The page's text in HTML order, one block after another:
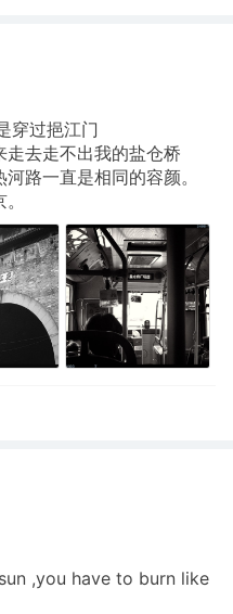
穿过挹江门
去走不出我的盐仓桥
路一直是相同的容颜。
,you have to burn like